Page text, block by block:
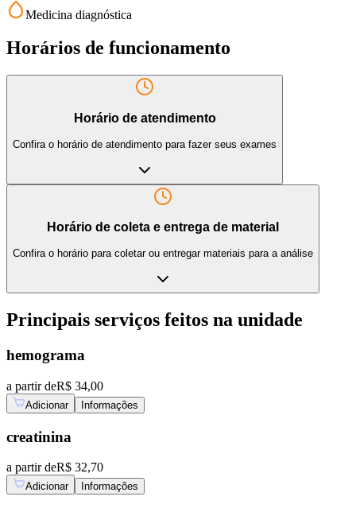
Medicina diagnóstica
Horários de funcionamento
Horário de atendimento
Confira o horário de atendimento para fazer seus exames
Horário de coleta e entrega de material
Confira o horário para coletar ou entregar materiais para a análise
Principais serviços feitos na unidade
hemograma
a partir deR$ 34,00
Adicionar Informações
creatinina
a partir deR$ 32,70
Adicionar Informações